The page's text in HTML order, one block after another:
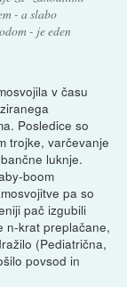
- a slabo
- je eden
v času
Posledice so
trojke, varčevanje
luknje.
boom
pa so
pač izgubili
n-krat preplačane,
(Pediatrična,
povsod in